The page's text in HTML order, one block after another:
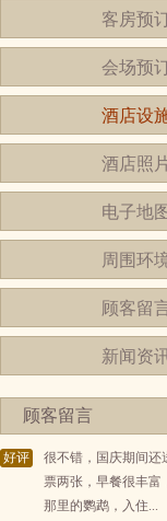
客房预
会场预
酒店设
酒店照
电子地图
周围环
顾客留
新闻资
顾客留言
好评
很不错，国庆期间还
票两张，早餐很丰富
那里的鹦鹉，入住...